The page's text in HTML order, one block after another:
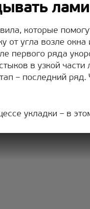
которые
от угла возле
первого ряда
в узкой
– последний ряд.
укладки – в